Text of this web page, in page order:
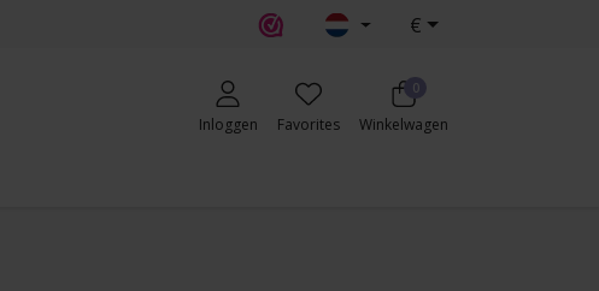
€
Inloggen Favorites
0
Winkelwagen